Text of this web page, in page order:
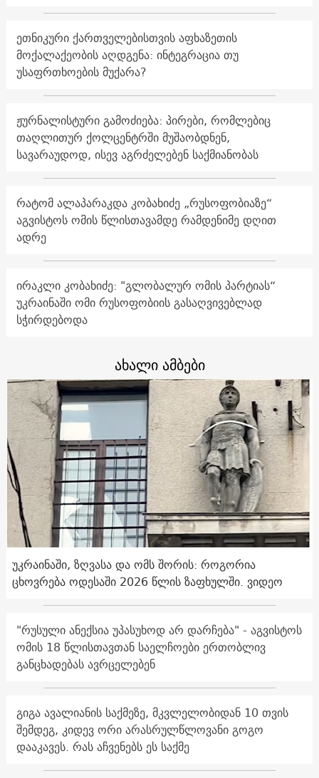
ეთნიკური ქართველებისთვის აფხაზეთის
მოქალაქეობის აღდგენა: ინტეგრაცია თუ
უსაფრთხოების მუქარა?
ჟურნალისტური გამოძიება: პირები, რომლებიც
თაღლითურ ქოლცენტრში მუშაობდნენ,
სავარაუდოდ, ისევ აგრძელებენ საქმიანობას
რატომ ალაპარაკდა კობახიძე „რუსოფობიაზე“
აგვისტოს ომის წლისთავამდე რამდენიმე დღით
ადრე
ირაკლი კობახიძე: "გლობალურ ომის პარტიას“
უკრაინაში ომი რუსოფობიის გასაღვივებლად
სჭირდებოდა
ახალი ამბები
უკრაინაში, ზღვასა და ომს შორის: როგორია
ცხოვრება ოდესაში 2026 წლის ზაფხულში. ვიდეო
"რუსული ანექსია უპასუხოდ არ დარჩება" - აგვისტოს
ომის 18 წლისთავთან საელჩოები ერთობლივ
განცხადებას ავრცელებენ
გიგა ავალიანის საქმეზე, მკვლელობიდან 10 თვის
შემდეგ, კიდევ ორი არასრულწლოვანი გოგო
დააკავეს. რას აჩვენებს ეს საქმე